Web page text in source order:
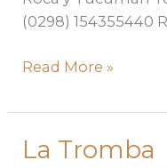
(0298) 154355440
Read More »
La Tromba
La